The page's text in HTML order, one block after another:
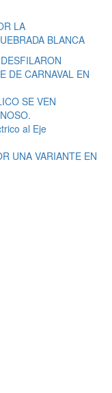
LA
BLANCA
DE CARNAVAL EN
SE VEN
al Eje
UNA VARIANTE EN